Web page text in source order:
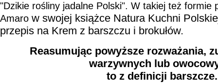
"Dzikie rośliny jadalne Polski". W takiej też formie
Amaro w swojej książce Natura Kuchni
przepis na Krem z barszczu i brokułów.
Reasumując powyższe rozważania,
warzywnych lub
to z definicji barszcze.